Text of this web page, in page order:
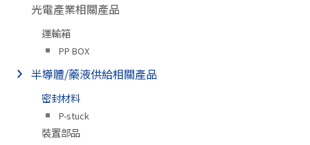
光電產業相關產品
運輸箱
PP BOX
半導體/藥液供給相關產品
密封材料
P-stuck
裝置部品